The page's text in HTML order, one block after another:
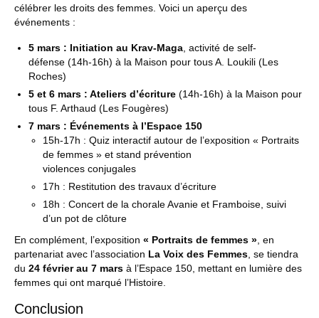
célébrer les droits des femmes. Voici un aperçu des
événements :
5 mars : Initiation au Krav-Maga , activité de self-
défense (14h-16h) à la Maison pour tous A. Loukili (Les
Roches)
5 et 6 mars : Ateliers d’écriture (14h-16h) à la Maison pour
tous F. Arthaud (Les Fougères)
7 mars : Événements à l’Espace 150
15h-17h : Quiz interactif autour de l’exposition « Portraits
de femmes » et stand prévention
violences conjugales
17h : Restitution des travaux d’écriture
18h : Concert de la chorale Avanie et Framboise, suivi
d’un pot de clôture
En complément, l’exposition « Portraits de femmes » , en
partenariat avec l’association La Voix des Femmes , se tiendra
du 24 février au 7 mars à l’Espace 150, mettant en lumière des
femmes qui ont marqué l’Histoire.
Conclusion